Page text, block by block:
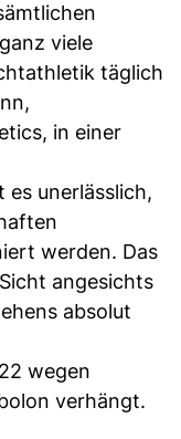
viele
täglich
in einer
es unerlässlich,
werden. Das
angesichts
absolut
wegen
verhängt.